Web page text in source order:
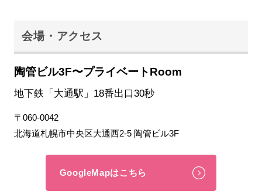
会場・アクセス
陶管ビル3F〜プライベートRoom
地下鉄「大通駅」18番出口30秒
〒060-0042
北海道札幌市中央区大通西2-5 陶管ビル3F
GoogleMapはこちら